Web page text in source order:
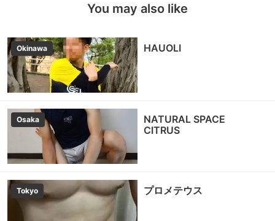
You may also like
Okinawa HAUOLI
Osaka
NATURAL SPACE
CITRUS
Tokyo プロメテウス